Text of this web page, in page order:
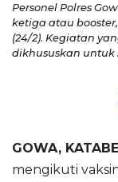
Personel Polres
ketiga atau
(24/2). Kegiatan
dikhususkan untuk
GOWA,
mengikuti